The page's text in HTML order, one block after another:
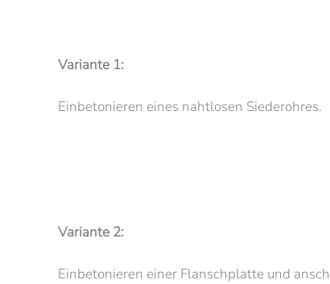
Variante 1:
Einbetonieren eines nahtlosen Siederohres.
Variante 2:
Einbetonieren einer Flanschplatte und